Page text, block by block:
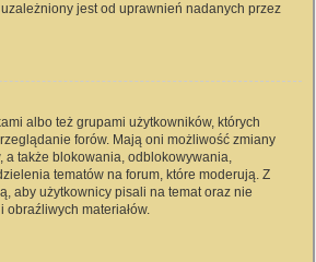
jest od uprawnień nadanych przez
albo też grupami użytkowników, których
forów. Mają oni możliwość zmiany
a także blokowania, odblokowywania,
tematów na forum, które moderują. Z
aby użytkownicy pisali na temat oraz nie
obraźliwych materiałów.